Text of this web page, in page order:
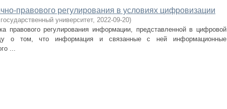
правового регулирования в условиях цифровизации
университет, 2022-09-20)
правового регулирования информации, представленной в цифровой
о том, что информация и связанные с ней информационные
...